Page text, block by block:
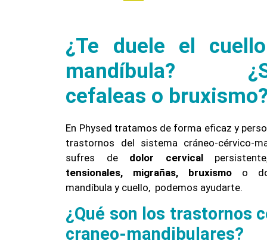
¿Te duele el
mandíbula?
cefaleas o
En Physed tratamos de forma eficaz y
trastornos del sistema cráneo-cérvico-
sufres de dolor cervical
tensionales, migrañas, bruxismo o
mandíbula y cuello, podemos ayudarte.
¿Qué son los trastornos
craneo-mandibulares?